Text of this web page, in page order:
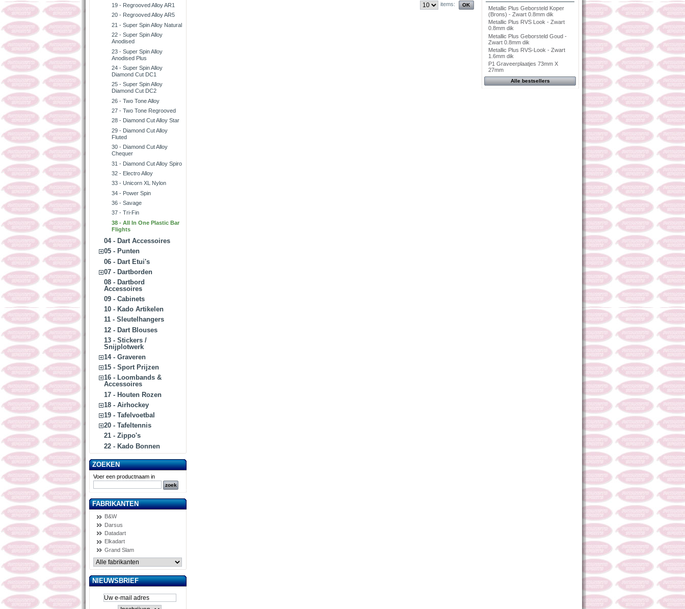
19 - Regrooved Alloy AR1
20 - Regrooved Alloy AR5
21 - Super Spin Alloy Natural
22 - Super Spin Alloy
Anodised
23 - Super Spin Alloy
Anodised Plus
24 - Super Spin Alloy
Diamond Cut DC1
25 - Super Spin Alloy
Diamond Cut DC2
26 - Two Tone Alloy
27 - Two Tone Regrooved
28 - Diamond Cut Alloy Star
29 - Diamond Cut Alloy
Fluted
30 - Diamond Cut Alloy
Chequer
31 - Diamond Cut Alloy Spiro
32 - Electro Alloy
33 - Unicorn XL Nylon
34 - Power Spin
36 - Savage
37 - Tri-Fin
38 - All In One Plastic Bar
Flights
04 - Dart Accessoires
05 - Punten
06 - Dart Etui's
07 - Dartborden
08 - Dartbord
Accessoires
09 - Cabinets
10 - Kado Artikelen
11 - Sleutelhangers
12 - Dart Blouses
13 - Stickers /
Snijplotwerk
14 - Graveren
15 - Sport Prijzen
16 - Loombands &
Accessoires
17 - Houten Rozen
18 - Airhockey
19 - Tafelvoetbal
20 - Tafeltennis
21 - Zippo's
22 - Kado Bonnen
ZOEKEN
Voer een productnaam in
FABRIKANTEN
B&W
Darsus
Datadart
Elkadart
Grand Slam
NIEUWSBRIEF
items:
Metallic Plus Geborsteld Koper
(Brons) - Zwart 0.8mm dik
Metallic Plus RVS Look - Zwart
0.8mm dik
Metallic Plus Geborsteld Goud -
Zwart 0.8mm dik
Metallic Plus RVS-Look - Zwart
1.6mm dik
P1 Graveerplaatjes 73mm X
27mm
Alle bestsellers